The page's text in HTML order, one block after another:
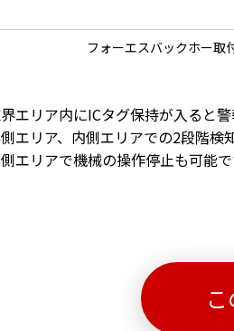
フォーエスバックホー取
エリア内にICタグ保持が入ると警
エリア、内側エリアでの2段階検
エリアで機械の操作停止も可能で